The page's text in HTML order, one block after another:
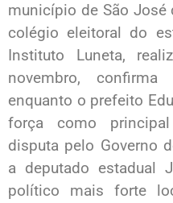
município de São José
colégio eleitoral do
Instituto Luneta,
novembro, confirma
enquanto o prefeito
força como
disputa pelo Governo
a deputado estadual
político mais forte